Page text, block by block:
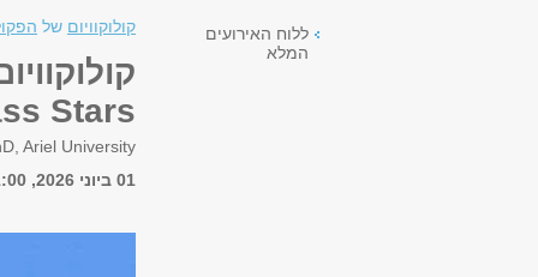
ללוח האירועים
המלא
קולוקוויום של
Stars
Ariel University
01 ביוני 2026, 11:00